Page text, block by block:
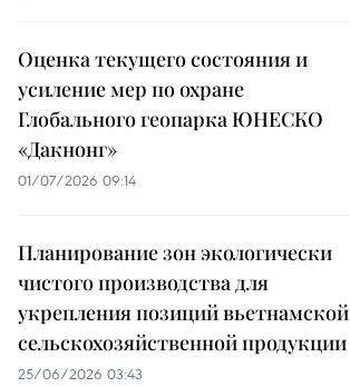
Оценка текущего состояния и
усиление мер по охране
Глобального геопарка ЮНЕСКО
«Дакнонг»
01/07/2026 09:14
Планирование зон экологически
чистого производства для
укрепления позиций вьетнамской
сельскохозяйственной продукции
25/06/2026 03:43